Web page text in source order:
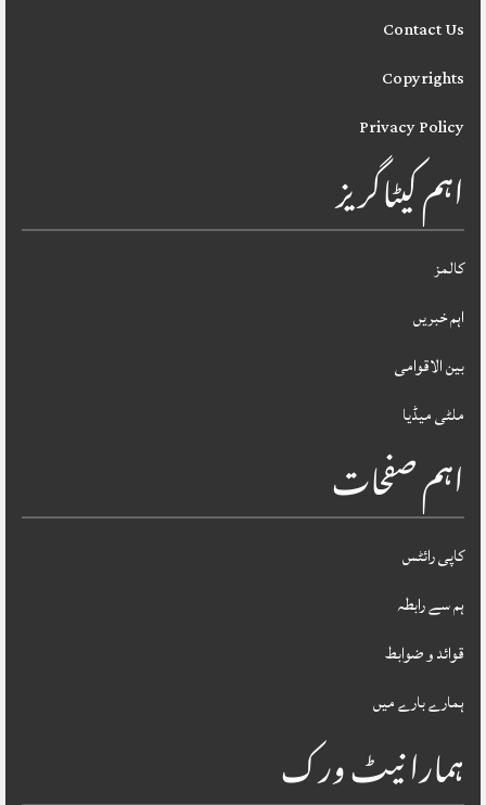
Contact Us
Copyrights
Privacy Policy
اہم کیٹاگریز
کالمز
اہم خبریں
بین الاقوامی
ملٹی میڈیا
اہم صفحات
کاپی رائٹس
ہم سے رابطہ
قوائد و ضوابط
ہمارے بارے میں
ہمارا نیٹ ورک